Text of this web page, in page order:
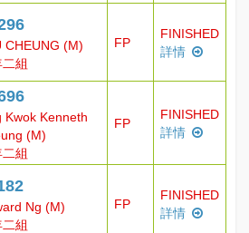
CHEUNG (M)
組
FP
FINISHED
詳情
Kwok Kenneth
(M)
組
FP
FINISHED
詳情
Ng (M)
組
FP
FINISHED
詳情